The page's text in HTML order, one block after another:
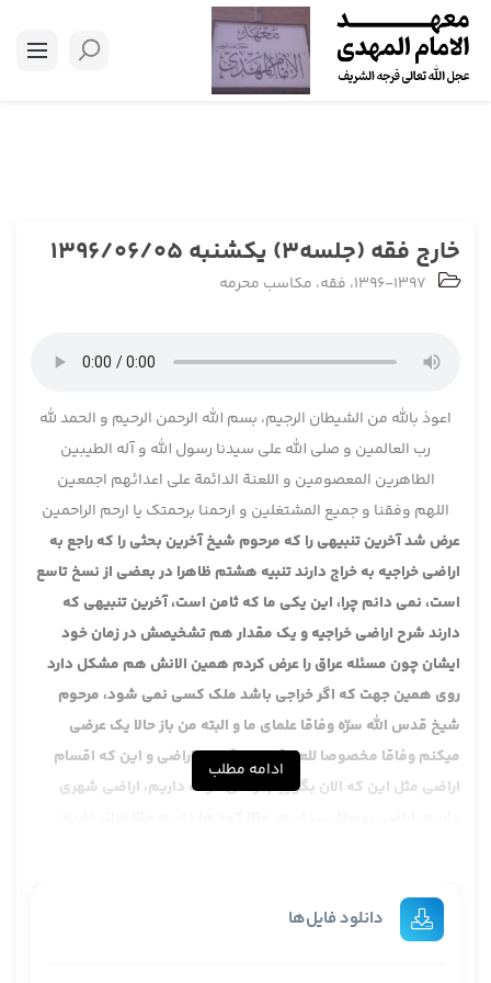
خارج فقه (جلسه3) يكشنبه 1396/06/05
1396-1397، فقه، مکاسب محرمه
اعوذ بالله من الشیطان الرجیم، بسم الله الرحمن الرحیم و الحمد لله
رب العالمین و صلی الله علی سیدنا رسول الله و آله الطیبین
الطاهرین المعصومین و اللعنة الدائمة علی اعدائهم اجمعین
اللهم وفقنا و جمیع المشتغلین و ارحمنا برحمتک یا ارحم الراحمین
عرض شد آخرین تنبیهی را که مرحوم شیخ آخرین بحثی را که راجع به
اراضی خراجیه به خراج دارند تنبیه هشتم ظاهرا در بعضی از نسخ تاسع
است، نمی دانم چرا، این یکی ما که ثامن است، آخرین تنبیهی که
دارند شرح اراضی خراجیه و یک مقدار هم تشخیصش در زمان خود
ایشان چون مسئله عراق را عرض کردم همین الانش هم مشکل دارد
روی همین جهت که اگر خراجی باشد ملک کسی نمی شود، مرحوم
شیخ قدس الله سرّه وفاقا علمای ما و البته من باز حالا یک عرضی
میکنم وفاقا مخصوصا للعامة، این تقسیم اراضی و این که اقسام
اراضی مثل این که الان بگوییم اراضی موات داریم، اراضی شهری
زمین در اقتصاد دارد، این دیگه جای تکرار توضیحاتش نیست اما
خراجی بودن این اصطلاح اسلامی است چون من عرض کردم مباحث را
ادامه مطلب
دانلود فایل‌ها